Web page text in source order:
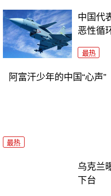
中国代
恶性循
最热
阿富汗少年的中国“心声”
最热
乌克兰
下台